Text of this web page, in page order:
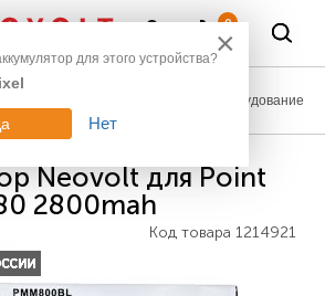
0
Промышленное оборудование
Neovolt для Point
2800mah
Код товара 1214921
×
для этого устройства?
Нет